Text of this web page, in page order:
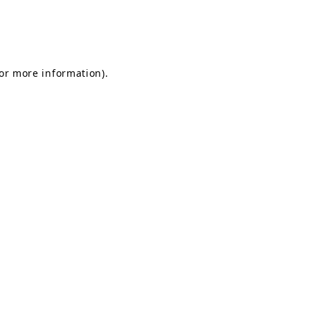
more information).